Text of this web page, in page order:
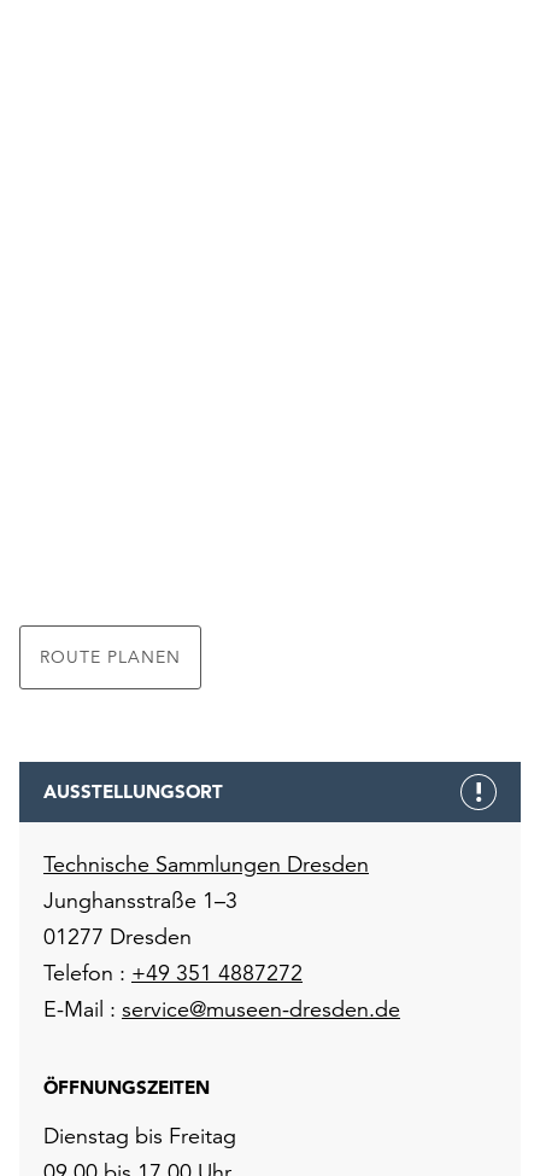
ROUTE PLANEN
AUSSTELLUNGSORT
Technische Sammlungen Dresden
Junghansstraße 1–3
01277 Dresden
Telefon : +49 351 4887272
E-Mail : service@museen-dresden.de
ÖFFNUNGSZEITEN
Dienstag bis Freitag